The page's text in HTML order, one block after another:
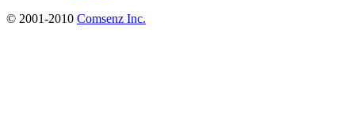
© 2001-2010 Comsenz Inc.